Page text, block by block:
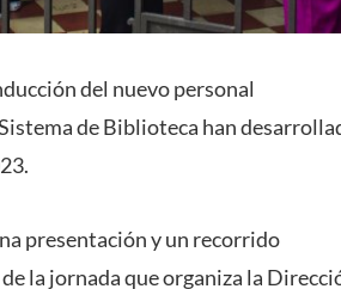
del nuevo personal
de Biblioteca han
presentación y un recorrido
la jornada que organiza la